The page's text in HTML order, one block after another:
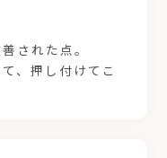
された点。
、押し付けてこ